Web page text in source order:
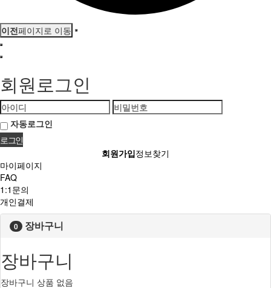
이전페이지로 이동
회원로그인
자동로그인
회원가입정보찾기
마이페이지
FAQ
1:1문의
개인결제
0 장바구니
장바구니
장바구니 상품 없음